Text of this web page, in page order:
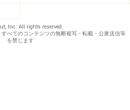
たら、黙って協力してくれてい
なったらやればいいさ』と。そ
思いました。私は私なりの応援
Inc. All rights reserved.
べてのコンテンツの無断複写・転載・公衆送信等
を禁じます